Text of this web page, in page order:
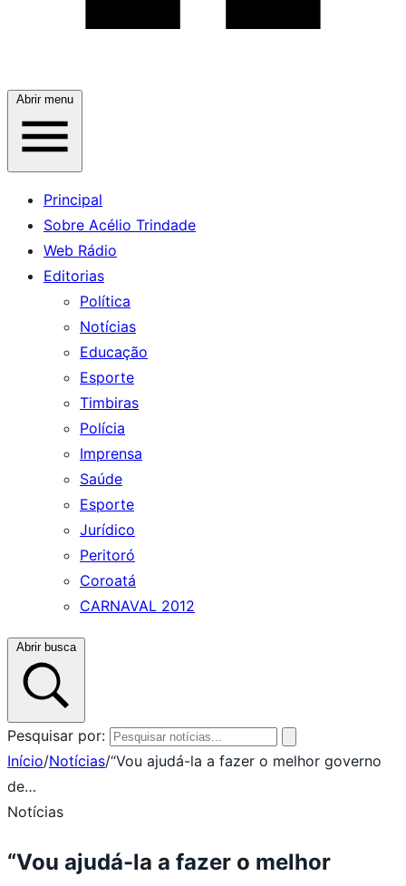
Abrir menu
Principal
Sobre Acélio Trindade
Web Rádio
Editorias
Política
Notícias
Educação
Esporte
Timbiras
Polícia
Imprensa
Saúde
Esporte
Jurídico
Peritoró
Coroatá
CARNAVAL 2012
Abrir busca
Pesquisar por:
Início/Notícias/“Vou ajudá-la a fazer o melhor governo
de…
Notícias
“Vou ajudá-la a fazer o melhor